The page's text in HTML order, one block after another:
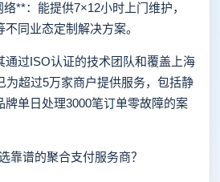
：能提供7×12小时上门维护，
同业态定制解决方案。
过ISO认证的技术团队和覆盖上海
为超过5万家商户提供服务，包括静
牌单日处理3000笔订单零故障的案
谱的聚合支付服务商？